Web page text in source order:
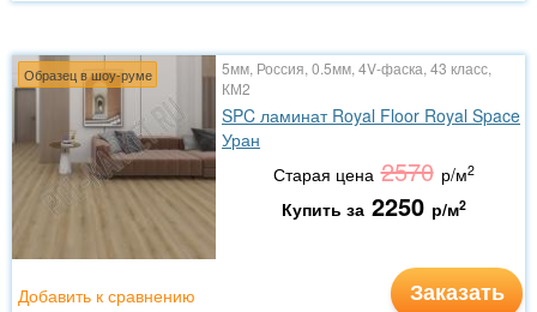
Образец в шоу-руме
5мм, Россия, 0.5мм, 4V-фаска, 43 класс,
КМ2
SPC ламинат Royal Floor Royal Space
Уран
Старая цена 2570 р/м2
Купить за 2250 р/м2
Заказать
Добавить к сравнению